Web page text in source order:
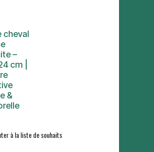
cheval
–
cm |
&
à la liste de souhaits